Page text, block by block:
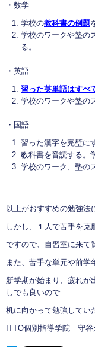
・数学
学校の教科書の例題
学校のワークや塾の
る。
・英語
習った英単語はすべ
学校のワークや塾の
・国語
習った漢字を完璧に
教科書を音読する。
学校のワーク、塾の
以上がおすすめの勉強法
しかし、１人で苦手を克
ですので、自習室に来て
また、苦手な単元や前学
新学期が始まり、疲れが
しでも良いので
机に向かって勉強してい
ITTO個別指導学院 守